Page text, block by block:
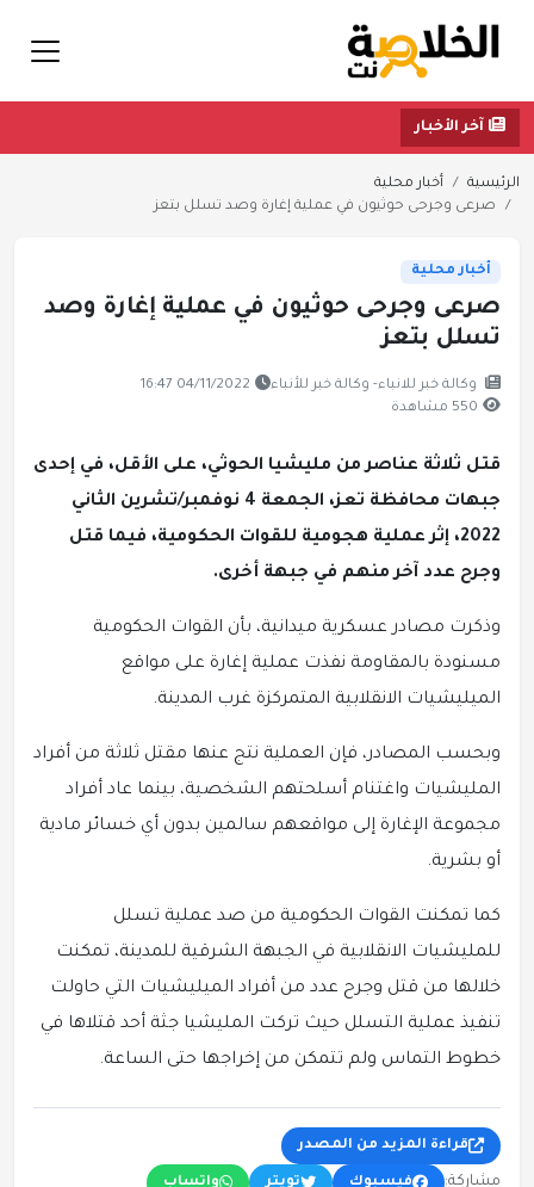
آخر الأخبار
الرئيسية
أخبار محلية
صرعى وجرحى حوثيون في عملية إغارة وصد تسلل بتعز
أخبار محلية
صرعى وجرحى حوثيون في عملية إغارة وصد
تسلل بتعز
وكالة خبر للانباء- وكالة خبر للأنباء
04/11/2022 16:47
550 مشاهدة
قتل ثلاثة عناصر من مليشيا الحوثي، على الأقل، في إحدى
جبهات محافظة تعز، الجمعة 4 نوفمبر/تشرين الثاني
2022، إثر عملية هجومية للقوات الحكومية، فيما قتل
وجرح عدد آخر منهم في جبهة أخرى.
وذكرت مصادر عسكرية ميدانية، بأن القوات الحكومية
مسنودة بالمقاومة نفذت عملية إغارة على مواقع
الميليشيات الانقلابية المتمركزة غرب المدينة.
وبحسب المصادر، فإن العملية نتج عنها مقتل ثلاثة من أفراد
المليشيات واغتنام أسلحتهم الشخصية، بينما عاد أفراد
مجموعة الإغارة إلى مواقعهم سالمين بدون أي خسائر مادية
أو بشرية.
كما تمكنت القوات الحكومية من صد عملية تسلل
للمليشيات الانقلابية في الجبهة الشرقية للمدينة، تمكنت
خلالها من قتل وجرح عدد من أفراد الميليشيات التي حاولت
تنفيذ عملية التسلل حيث تركت المليشيا جثة أحد قتلاها في
خطوط التماس ولم تتمكن من إخراجها حتى الساعة.
قراءة المزيد من المصدر
مشاركة: فيسبوك تويتر واتساب